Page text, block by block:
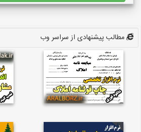
مطالب پیشنهادی از سراسر وب